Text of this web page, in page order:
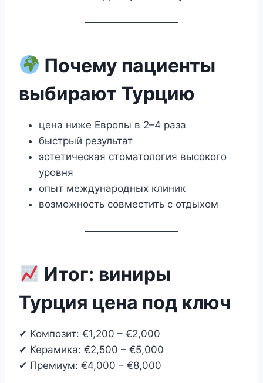
Почему пациенты
выбирают Турцию
цена ниже Европы в 2–4 раза
быстрый результат
эстетическая стоматология высокого
уровня
опыт международных клиник
возможность совместить с отдыхом
Итог: виниры
Турция цена под ключ
✔ Композит: €1,200 – €2,000
✔ Керамика: €2,500 – €5,000
✔ Премиум: €4,000 – €8,000